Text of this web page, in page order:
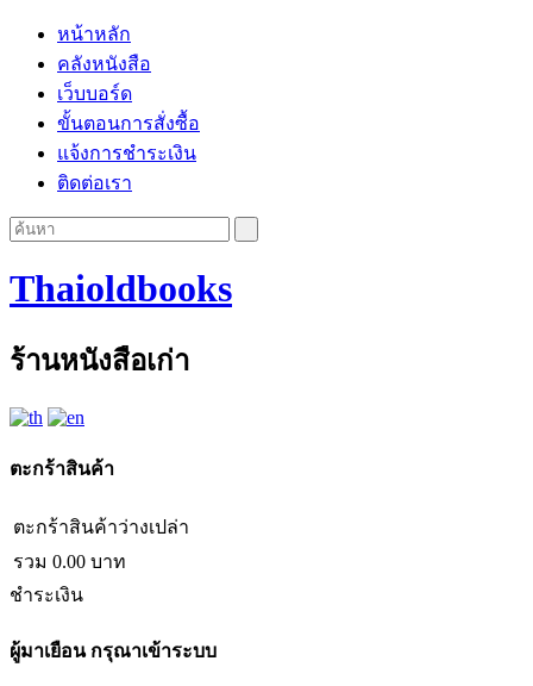
หน้าหลัก
คลังหนังสือ
เว็บบอร์ด
ขั้นตอนการสั่งซื้อ
แจ้งการชำระเงิน
ติดต่อเรา
Thaioldbooks
ร้านหนังสือเก่า
ตะกร้าสินค้า
ตะกร้าสินค้าว่างเปล่า
รวม 0.00 บาท
ชำระเงิน
ผู้มาเยือนกรุณาเข้าระบบ